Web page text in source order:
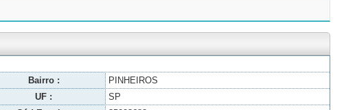
Bairro :
PINHEIROS
UF :
SP